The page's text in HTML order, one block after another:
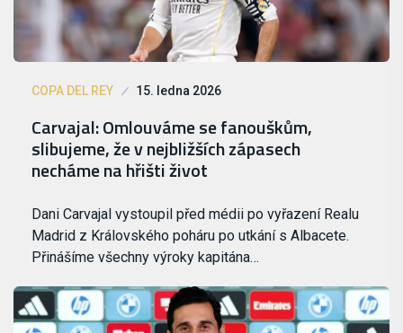
COPA DEL REY 15. ledna 2026
Carvajal: Omlouváme se fanouškům,
slibujeme, že v nejbližších zápasech
necháme na hřišti život
Dani Carvajal vystoupil před médii po vyřazení Realu
Madrid z Královského poháru po utkání s Albacete.
Přinášíme všechny výroky kapitána…